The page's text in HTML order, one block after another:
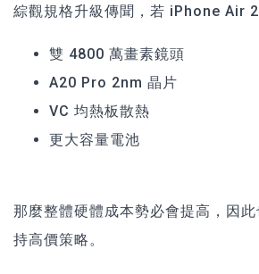
綜觀規格升級傳聞，若 iPhone Air 2
雙 4800 萬畫素鏡頭
A20 Pro 2nm 晶片
VC 均熱板散熱
更大容量電池
那麼整體硬體成本勢必會提高，因
持高價策略。